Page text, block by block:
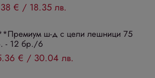
€ / 18.35 лв.
ш-д с цели лешници 75
- 12 бр./6
€ / 30.04 лв.